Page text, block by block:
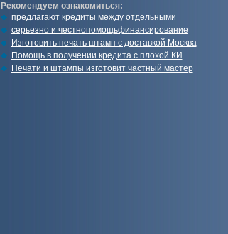
Рекомендуем ознакомиться:
предлагают кредиты между отдельными
серьезно и честнопомощьфинансирование
Изготовить печать штамп с доставкой Москва
Помощь в получении кредита с плохой КИ
Печати и штампы изготовит частный мастер